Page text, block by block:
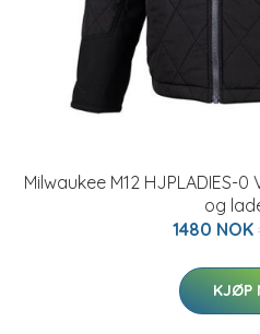
Milwaukee M12
og
1480 NOK
KJØP